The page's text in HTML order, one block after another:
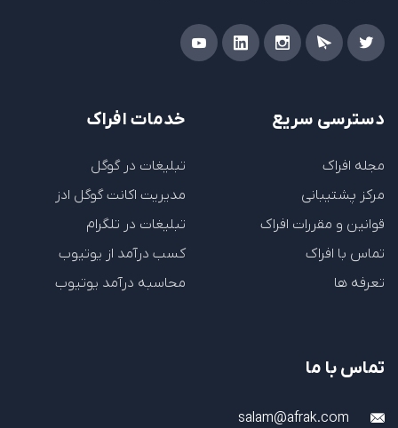
دسترسی سریع
مجله افراک
مرکز پشتیبانی
قوانین و مقررات افراک
تماس با افراک
تعرفه ها
خدمات افراک
تبلیغات در گوگل
مدیریت اکانت گوگل ادز
تبلیغات در تلگرام
کسب درآمد از یوتیوب
محاسبه درآمد یوتیوب
تماس با ما
salam@afrak.com